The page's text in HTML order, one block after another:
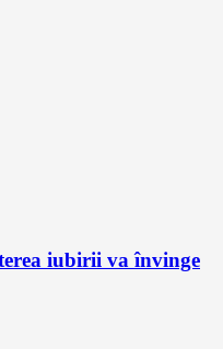
iubirii va învinge